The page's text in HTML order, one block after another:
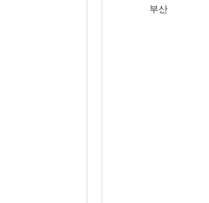
부산